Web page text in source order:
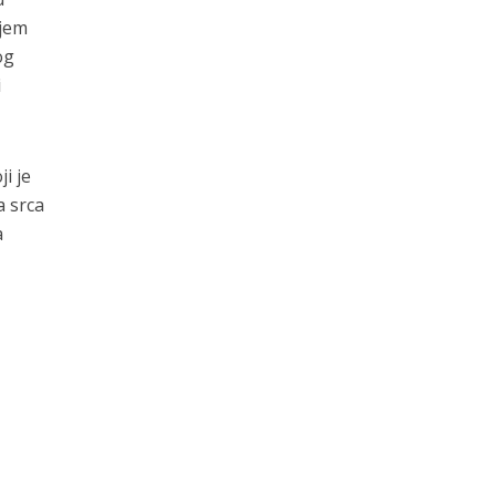
je
srca